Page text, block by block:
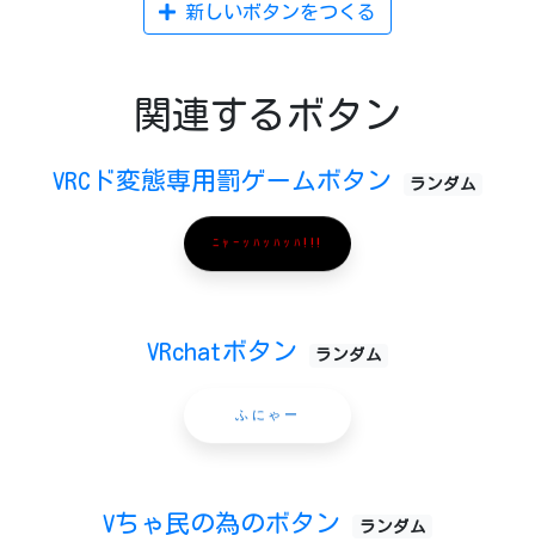
新しいボタンをつくる
関連するボタン
VRCド変態専用罰ゲームボタン ランダム
ﾆｬｰｯﾊｯﾊｯﾊ!!!
VRchatボタン ランダム
ふにゃー
Vちゃ民の為のボタン ランダム